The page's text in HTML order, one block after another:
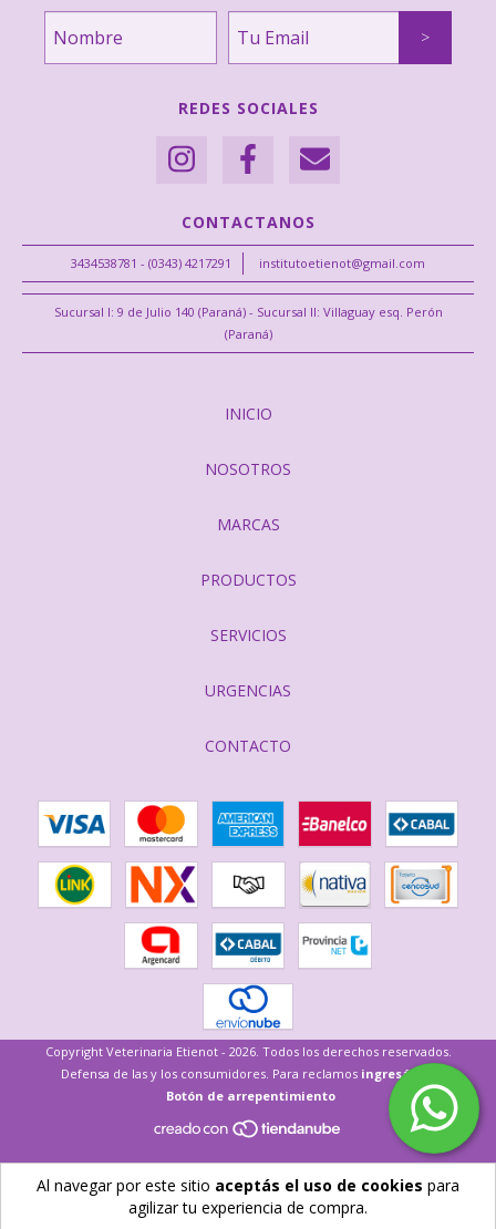
Al navegar por este sitio aceptás el uso de cookies para
agilizar tu experiencia de compra.
REDES SOCIALES
CONTACTANOS
3434538781 - (0343) 4217291 institutoetienot@gmail.com
Sucursal I: 9 de Julio 140 (Paraná) - Sucursal II: Villaguay esq. Perón
(Paraná)
INICIO
NOSOTROS
MARCAS
PRODUCTOS
SERVICIOS
URGENCIAS
CONTACTO
Copyright Veterinaria Etienot - 2026. Todos los derechos reservados.
Defensa de las y los consumidores. Para reclamos ingresá acá.
Botón de arrepentimiento